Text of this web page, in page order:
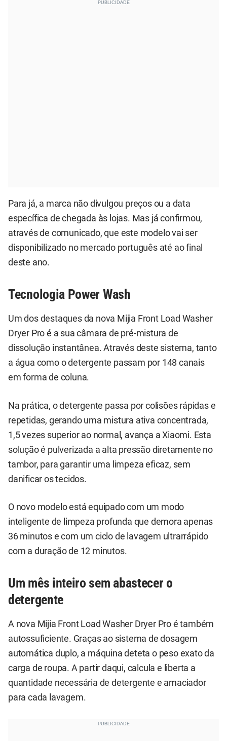
Para já, a marca não divulgou preços ou a data
específica de chegada às lojas. Mas já confirmou,
através de comunicado, que este modelo vai ser
disponibilizado no mercado português até ao final
deste ano.
Tecnologia Power Wash
Um dos destaques da nova Mijia Front Load Washer
Dryer Pro é a sua câmara de pré-mistura de
dissolução instantânea. Através deste sistema, tanto
a água como o detergente passam por 148 canais
em forma de coluna.
Na prática, o detergente passa por colisões rápidas e
repetidas, gerando uma mistura ativa concentrada,
1,5 vezes superior ao normal, avança a Xiaomi. Esta
solução é pulverizada a alta pressão diretamente no
tambor, para garantir uma limpeza eficaz, sem
danificar os tecidos.
O novo modelo está equipado com um modo
inteligente de limpeza profunda que demora apenas
36 minutos e com um ciclo de lavagem ultrarrápido
com a duração de 12 minutos.
Um mês inteiro sem abastecer o
detergente
A nova Mijia Front Load Washer Dryer Pro é também
autossuficiente. Graças ao sistema de dosagem
automática duplo, a máquina deteta o peso exato da
carga de roupa. A partir daqui, calcula e liberta a
quantidade necessária de detergente e amaciador
para cada lavagem.